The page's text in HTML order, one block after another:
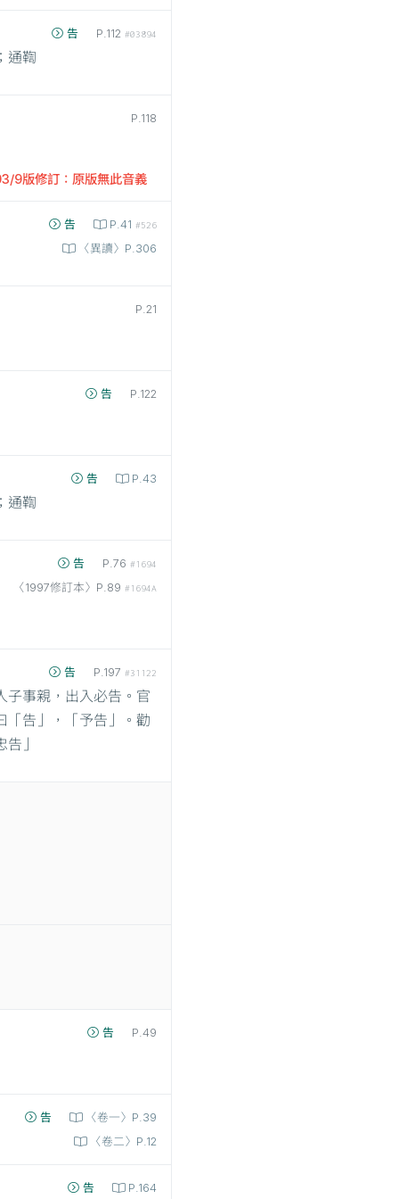
告 P.112 #03894
通鞫
P.118
9版修訂：原版無此音義
告 P.41 #526
〈異讀〉P.306
P.21
告 P.122
告 P.43
通鞫
告 P.76 #1694
〈1997修訂本〉P.89 #1694A
告 P.197 #31122
子事親，出入必告。官
「告」，「予告」。勸
」
告 P.49
告
〈卷一〉P.39
〈卷二〉P.12
告 P.164